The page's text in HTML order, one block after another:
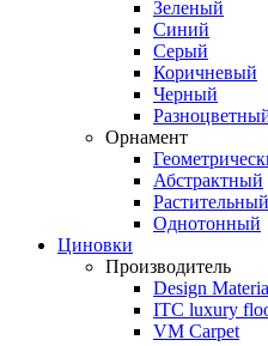
Зеленый
Синий
Серый
Коричневый
Черный
Орнамент
Абстрактный
Растительный
Однотонный
Циновки
Производитель
Design
ITC luxury
VM Carpet